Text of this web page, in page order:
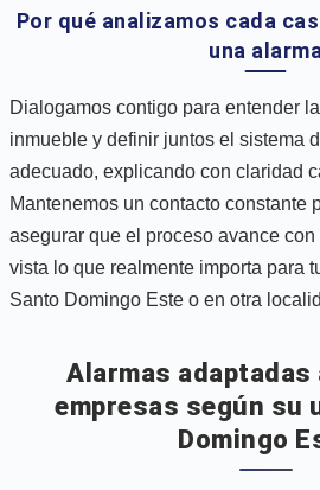
Por qué analizamos cada
una alarma
Dialogamos contigo para entender
inmueble y definir juntos el sistema
adecuado, explicando con claridad
Mantenemos un contacto constante
asegurar que el proceso avance
vista lo que realmente importa para
Santo Domingo Este o en otra
Alarmas adaptadas
empresas según su
Domingo